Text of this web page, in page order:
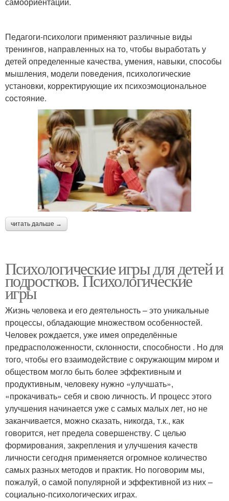
Педагоги-психологи применяют различные виды
тренингов, направленных на то, чтобы выработать у
детей определенные качества, умения, навыки, способы
мышления, модели поведения, психологические
установки, корректирующие их психоэмоциональное
состояние.
читать дальше →
Психологические игры для детей и
подростков. Психологические
игры
Жизнь человека и его деятельность – это уникальные
процессы, обладающие множеством особенностей.
Человек рождается, уже имея определённые
предрасположенности, склонности, способности . Но для
того, чтобы его взаимодействие с окружающим миром и
обществом могло быть более эффективным и
продуктивным, человеку нужно «улучшать»,
«прокачивать» себя и свою личность. И процесс этого
улучшения начинается уже с самых малых лет, но не
заканчивается, можно сказать, никогда, т.к., как
говорится, нет предела совершенству. С целью
формирования, закрепления и улучшения качеств
личности сегодня применяется огромное количество
самых разных методов и практик. Но поговорим мы,
пожалуй, о самой популярной и эффективной из них –
социально-психологических играх.